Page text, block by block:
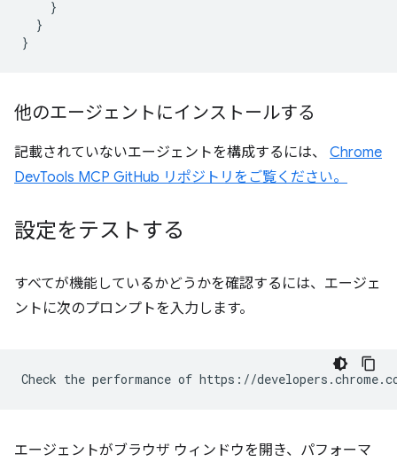
}
}
}
他のエージェントにインストールする
記載されていないエージェントを構成するには、 Chrome
DevTools MCP GitHub リポジトリをご覧ください。
設定をテストする
すべてが機能しているかどうかを確認するには、エージェ
ントに次のプロンプトを入力します。
エージェントがブラウザ ウィンドウを開き、パフォーマ